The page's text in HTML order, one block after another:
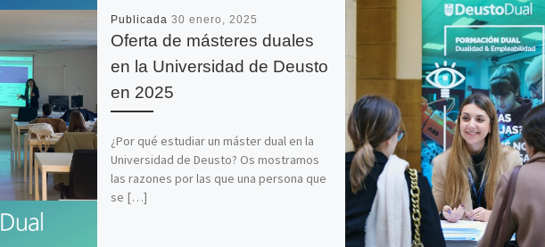
Publicada 30 enero, 2025
Oferta de másteres duales
en la Universidad de Deusto
en 2025
¿Por qué estudiar un máster dual en la
Universidad de Deusto? Os mostramos
las razones por las que una persona que
se […]